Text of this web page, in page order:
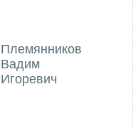
Племянников
Вадим
Игоревич